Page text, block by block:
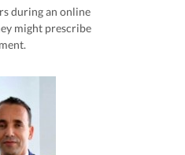
during an online
might prescribe